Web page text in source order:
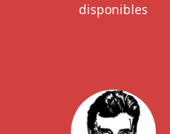
disponibles